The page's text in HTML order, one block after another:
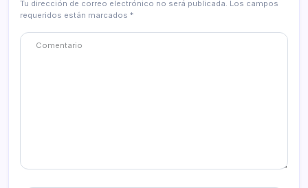
Tu dirección de correo electrónico no será publicada. Los campos
requeridos están marcados *